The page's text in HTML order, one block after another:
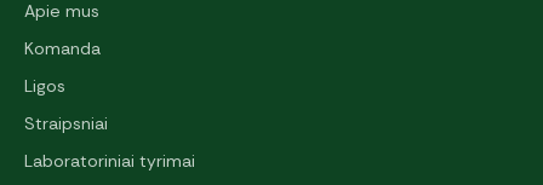
Apie mus
Komanda
Ligos
Straipsniai
Laboratoriniai tyrimai